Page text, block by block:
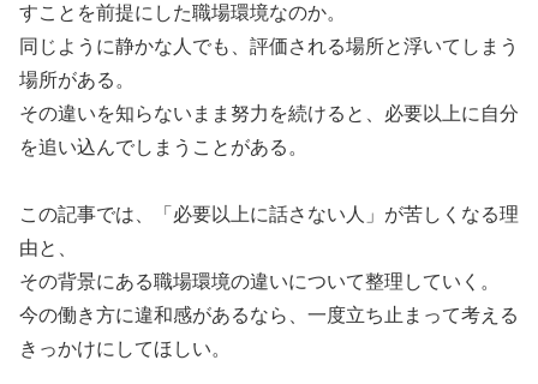
すことを前提にした職場環境なのか。
同じように静かな人でも、評価される場所と浮いてしまう
場所がある。
その違いを知らないまま努力を続けると、必要以上に自分
を追い込んでしまうことがある。
この記事では、「必要以上に話さない人」が苦しくなる理
由と、
その背景にある職場環境の違いについて整理していく。
今の働き方に違和感があるなら、一度立ち止まって考える
きっかけにしてほしい。